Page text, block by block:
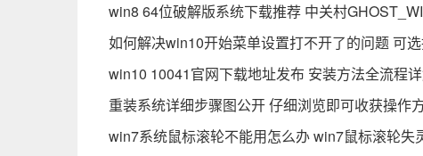
win8 64位破解版系统下载推荐 中关村
如何解决win10开始菜单设置打不开了的问题 可
win10 10041官网下载地址发布 安装方法全流程
重装系统详细步骤图公开 仔细浏览即可收获操作
win7系统鼠标滚轮不能用怎么办 win7鼠标滚轮失